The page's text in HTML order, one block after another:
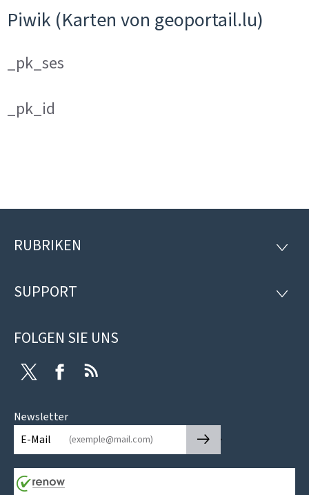
Piwik (Karten von geoportail.lu)
_pk_ses
_pk_id
Footer
RUBRIKEN
SUPPORT
FOLGEN SIE UNS
Twitter Facebook
Newsletter
E-Mail
🡒